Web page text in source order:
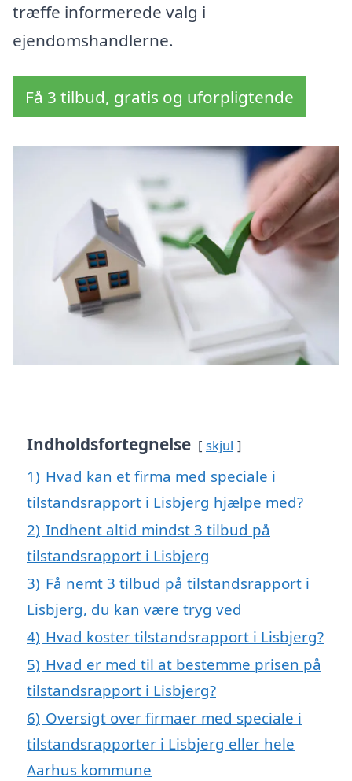
træffe informerede valg i
ejendomshandlerne.
Få 3 tilbud, gratis og uforpligtende
Indholdsfortegnelse skjul
1) Hvad kan et firma med speciale i
tilstandsrapport i Lisbjerg hjælpe med?
2) Indhent altid mindst 3 tilbud på
tilstandsrapport i Lisbjerg
3) Få nemt 3 tilbud på tilstandsrapport i
Lisbjerg, du kan være tryg ved
4) Hvad koster tilstandsrapport i Lisbjerg?
5) Hvad er med til at bestemme prisen på
tilstandsrapport i Lisbjerg?
6) Oversigt over firmaer med speciale i
tilstandsrapporter i Lisbjerg eller hele
Aarhus kommune